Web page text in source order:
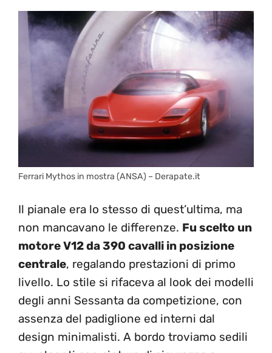
Ferrari Mythos in mostra (ANSA) – Derapate.it
Il pianale era lo stesso di quest’ultima, ma
non mancavano le differenze. Fu scelto un
motore V12 da 390 cavalli in posizione
centrale, regalando prestazioni di primo
livello. Lo stile si rifaceva al look dei modelli
degli anni Sessanta da competizione, con
assenza del padiglione ed interni dal
design minimalisti. A bordo troviamo sedili